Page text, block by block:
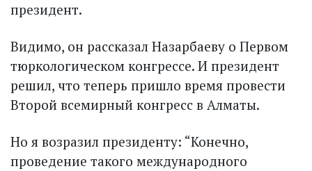
президент.
Видимо, он рассказал Назарбаеву о Первом
тюркологическом конгрессе. И президент
решил, что теперь пришло время провести
Второй всемирный конгресс в Алматы.
Но я возразил президенту: “Конечно,
проведение такого международного